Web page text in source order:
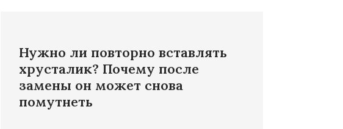
Нужно ли повторно вставлять
хрусталик? Почему после
замены он может снова
помутнеть